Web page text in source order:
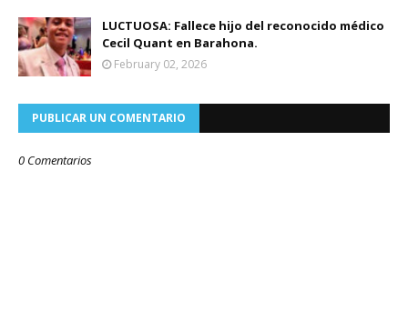
LUCTUOSA: Fallece hijo del reconocido médico
Cecil Quant en Barahona.
February 02, 2026
PUBLICAR UN COMENTARIO
0 Comentarios